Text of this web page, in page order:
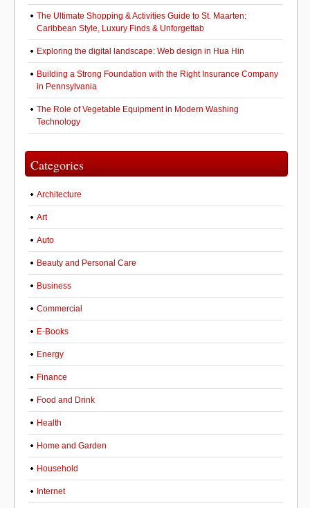
The Ultimate Shopping & Activities Guide to St. Maarten:
Caribbean Style, Luxury Finds & Unforgettab
Exploring the digital landscape: Web design in Hua Hin
Building a Strong Foundation with the Right Insurance Company
in Pennsylvania
The Role of Vegetable Equipment in Modern Washing
Technology
Categories
Architecture
Art
Auto
Beauty and Personal Care
Business
Commercial
E-Books
Energy
Finance
Food and Drink
Health
Home and Garden
Household
Internet